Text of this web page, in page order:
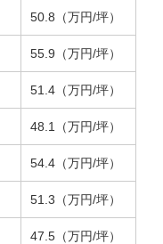
50.8（万円/坪）
55.9（万円/坪）
51.4（万円/坪）
48.1（万円/坪）
54.4（万円/坪）
51.3（万円/坪）
47.5（万円/坪）